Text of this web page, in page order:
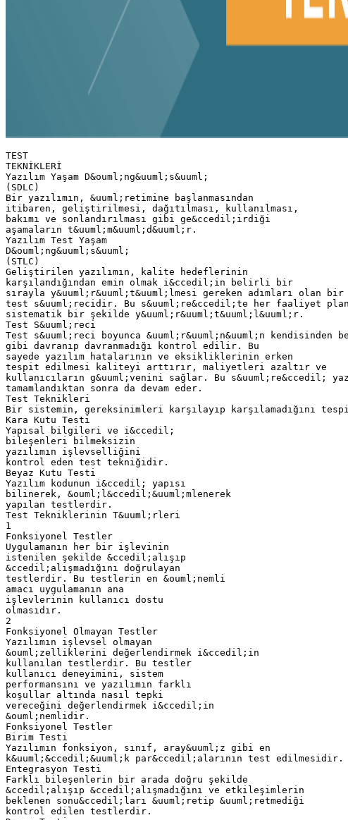
TEST
TEKNİKLERİ
Yazılım Yaşam D&ouml;ng&uuml;s&uuml;
(SDLC)
Bir yazılımın, &uuml;retimine başlanmasından
itibaren, geliştirilmesi, dağıtılması, kullanılması,
bakımı ve sonlandırılması gibi ge&ccedil;irdiği
aşamaların t&uuml;m&uuml;d&uuml;r.
Yazılım Test Yaşam
D&ouml;ng&uuml;s&uuml;
(STLC)
Geliştirilen yazılımın, kalite hedeflerinin
karşılandığından emin olmak i&ccedil;in belirli bir
sırayla y&uuml;r&uuml;t&uuml;lmesi gereken adımları olan bir
test s&uuml;recidir. Bu s&uuml;re&ccedil;te her faaliyet
sistematik bir şekilde y&uuml;r&uuml;t&uuml;l&uuml;r.
Test S&uuml;reci
Test s&uuml;reci boyunca &uuml;r&uuml;n&uuml;n kendisinden
gibi davranıp davranmadığı kontrol edilir. Bu
sayede yazılım hatalarının ve eksikliklerinin erken
tespit edilmesi kaliteyi arttırır, maliyetleri azaltır ve
kullanıcıların g&uuml;venini sağlar. Bu s&uuml;re&ccedil;
tamamlandıktan sonra da devam eder.
Test Teknikleri
Bir sistemin, gereksinimleri karşılayıp karşılamadığını
Kara Kutu Testi
Yapısal bilgileri ve i&ccedil;
bileşenleri bilmeksizin
yazılımın işlevselliğini
kontrol eden test tekniğidir.
Beyaz Kutu Testi
Yazılım kodunun i&ccedil; yapısı
bilinerek, &ouml;l&ccedil;&uuml;mlenerek
yapılan testlerdir.
Test Tekniklerinin T&uuml;rleri
1
Fonksiyonel Testler
Uygulamanın her bir işlevinin
istenilen şekilde &ccedil;alışıp
&ccedil;alışmadığını doğrulayan
testlerdir. Bu testlerin en &ouml;nemli
amacı uygulamanın ana
işlevlerinin kullanıcı dostu
olmasıdır.
2
Fonksiyonel Olmayan Testler
Yazılımın işlevsel olmayan
&ouml;zelliklerini değerlendirmek i&ccedil;in
kullanılan testlerdir. Bu testler
kullanıcı deneyimini, sistem
performansını ve yazılımın farklı
koşullar altında nasıl tepki
vereceğini değerlendirmek i&ccedil;in
&ouml;nemlidir.
Fonksiyonel Testler
Birim Testi
Yazılımın fonksiyon, sınıf, aray&uuml;z gibi en
k&uuml;&ccedil;&uuml;k par&ccedil;alarının test edilmesidir.
Entegrasyon Testi
Farklı bileşenlerin bir arada doğru şekilde
&ccedil;alışıp &ccedil;alışmadığını ve etkileşimlerin
beklenen sonu&ccedil;ları &uuml;retip &uuml;retmediği
kontrol edilen testlerdir.